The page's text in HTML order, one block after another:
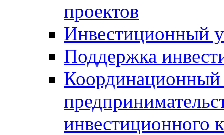
проектов
Инвестиционный
Поддержка
Координационный
инвестиционного